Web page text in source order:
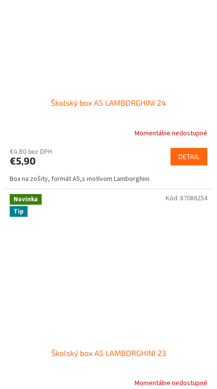
Školský box A5 LAMBORGHINI 24
Momentálne nedostupné
€4,80 bez DPH
€5,90 DETAIL
Box na zošity, formát A5,s motívom Lamborghini.
Novinka
Tip
Školský box A5 LAMBORGHINI 23
Momentálne nedostupné
Kód: 87086254